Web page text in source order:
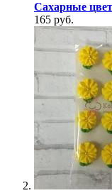
Сахарные
165 руб.